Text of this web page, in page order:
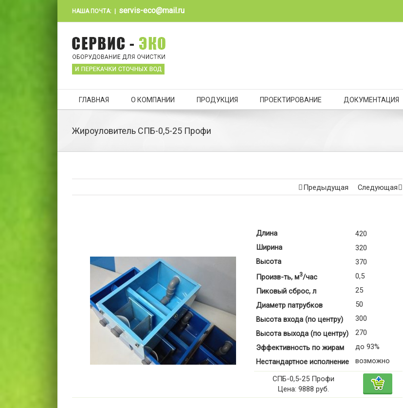
НАША ПОЧТА: servis-eco@mail.ru
ГЛАВНАЯ О КОМПАНИИ ПРОДУКЦИЯ ПРОЕКТИРОВАНИЕ ДОКУМЕНТАЦИЯ
Жироуловитель СПБ-0,5-25 Профи
Предыдущая Следующая
Длина
Ширина
Высота
Произв-ть, м3/час
Пиковый сброс, л
Диаметр патрубков
Высота входа (по центру)
Высота выхода (по центру)
Эффективность по жирам
Нестандартное исполнение
420
320
370
0,5
25
50
300
270
до 93%
возможно
СПБ-0,5-25 Профи
Цена: 9888 руб.